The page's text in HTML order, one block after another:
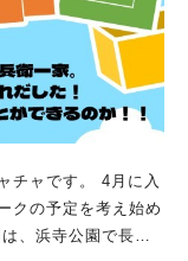
かるうちわ」が作
体験」が行われる日
ください）！ な
する必要がありま
、1階こども劇場で
、
す。 4月に入
クの予定を考え始め